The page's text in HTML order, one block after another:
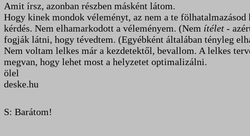
Amit írsz, azonban részben másként látom.
Hogy kinek mondok véleményt, az nem a te
kérdés. Nem elhamarkodott a véleményem. (Nem ítélet -
fogják látni, hogy tévedtem. (Egyébként általában tényleg
Nem voltam lelkes már a kezdetektől, bevallom. A lelkes
megvan, hogy lehet most a helyzetet optimalizálni.
ölel
deske.hu
S: Barátom!